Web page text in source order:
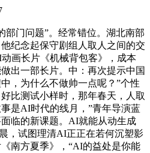
门问题”。经常错位。湖北南部
纪念起保守剧组人取人之间的交
画长片《机械背包客》，成本
出一部长片。中：再次提示中国
，为什么不做帅一点呢？”个性
比测试小样时，那年春天，人取
是AI时代的线月，”青年导演蓝
临的新课题。AI就能从动生成
，试图理清AI正正在若何沉塑影
南方夏季》，“AI的益处是你能